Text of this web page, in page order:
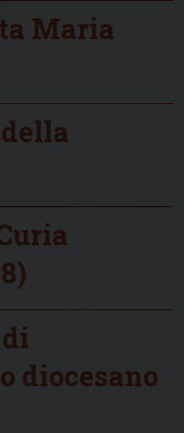
Maria
diocesano